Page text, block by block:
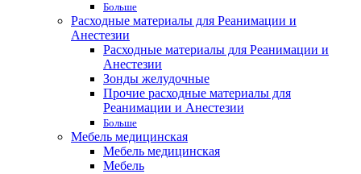
Больше
Расходные материалы для Реанимации и
Анестезии
Расходные материалы для Реанимации и
Анестезии
Зонды желудочные
Прочие расходные материалы для
Реанимации и Анестезии
Больше
Мебель медицинская
Мебель медицинская
Мебель